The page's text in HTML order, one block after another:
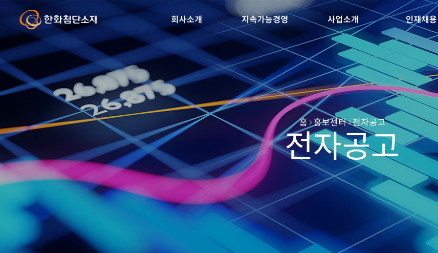
비
게
이
션
바
가
가
기
회사소개 지속가능경영 사업소개 인재채용
전자공고
홈 홍보센터 전자공고